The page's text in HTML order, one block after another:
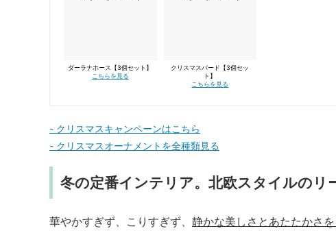
ダーラナホース【3個セット】
こちらを見る
クリスマスバード【3個セッ
ト】
こちらを見る
- クリスマスキャンペーンはこちら
- クリスマスオーナメントを全種類見る
冬の定番インテリア。北欧スタイルのリ
華やかすぎず、こりすぎず、 静かな美しさとあたたかさ